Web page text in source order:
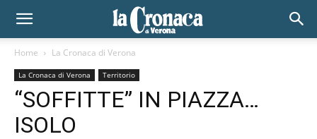
Home La Cronaca di Verona
La Cronaca di Verona Territorio
“SOFFITTE” IN PIAZZA…
ISOLO